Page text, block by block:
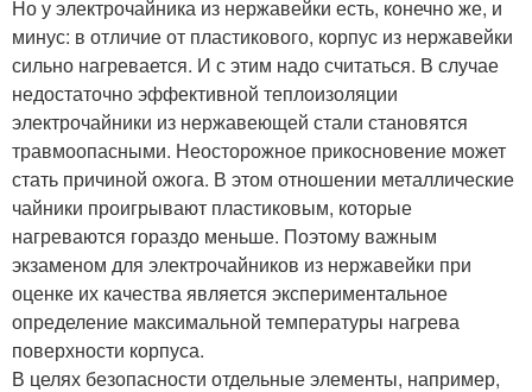
Но у электрочайника из нержавейки есть, конечно же, и
минус: в отличие от пластикового, корпус из нержавейки
сильно нагревается. И с этим надо считаться. В случае
недостаточно эффективной теплоизоляции
электрочайники из нержавеющей стали становятся
травмоопасными. Неосторожное прикосновение может
стать причиной ожога. В этом отношении металлические
чайники проигрывают пластиковым, которые
нагреваются гораздо меньше. Поэтому важным
экзаменом для электрочайников из нержавейки при
оценке их качества является экспериментальное
определение максимальной температуры нагрева
поверхности корпуса.
В целях безопасности отдельные элементы, например,